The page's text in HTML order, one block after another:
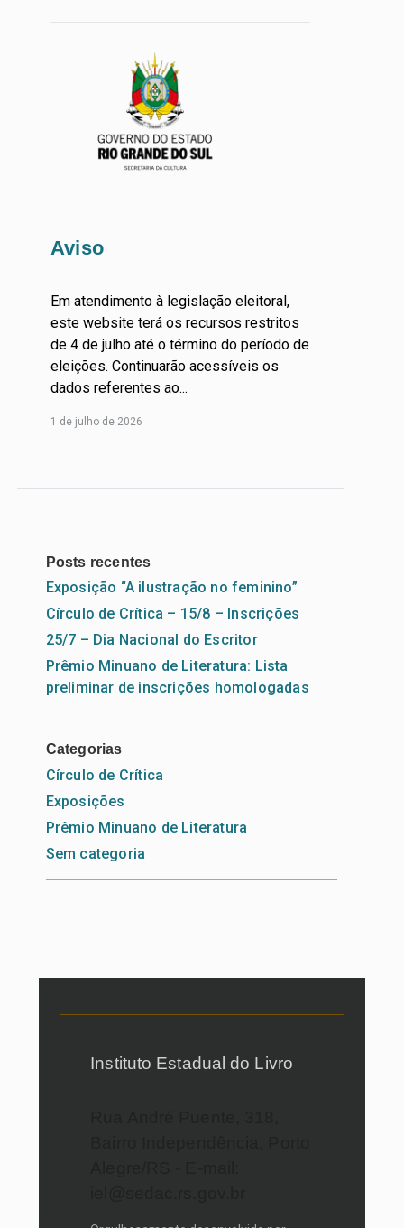
Aviso
Em atendimento à legislação eleitoral,
este website terá os recursos restritos
de 4 de julho até o término do período de
eleições. Continuarão acessíveis os
dados referentes ao...
1 de julho de 2026Leia
Posts recentes
Exposição “A ilustração no feminino”
Círculo de Crítica – 15/8 – Inscrições
25/7 – Dia Nacional do Escritor
Prêmio Minuano de Literatura: Lista
preliminar de inscrições homologadas
Categorias
Círculo de Crítica
Exposições
Prêmio Minuano de Literatura
Sem categoria
Instituto Estadual do Livro